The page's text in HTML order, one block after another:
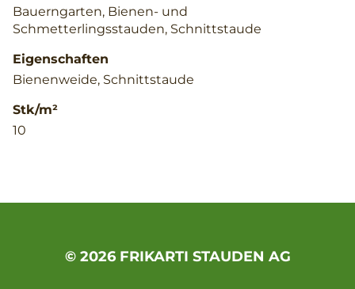
Bauerngarten, Bienen- und
Schmetterlingsstauden, Schnittstaude
Eigenschaften
Bienenweide, Schnittstaude
Stk/m²
10
© 2026 FRIKARTI STAUDEN AG